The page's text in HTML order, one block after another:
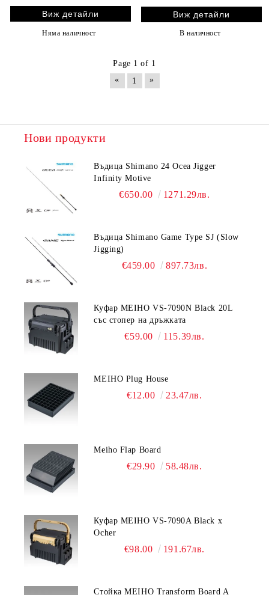
Виж детайли
Няма наличност
Виж детайли
В наличност
Page 1 of 1
«
1 »
Нови продукти
Въдица Shimano 24 Ocea Jigger
Infinity Motive
€650.00 1271.29лв.
Въдица Shimano Game Type SJ (Slow
Jigging)
€459.00 897.73лв.
Куфар MEIHO VS-7090N Black 20L
със стопер на дръжката
€59.00 115.39лв.
MEIHO Plug House
€12.00 23.47лв.
Meiho Flap Board
€29.90 58.48лв.
Куфар MEIHO VS-7090A Black x
Ocher
€98.00 191.67лв.
Стойка MEIHO Transform Board A